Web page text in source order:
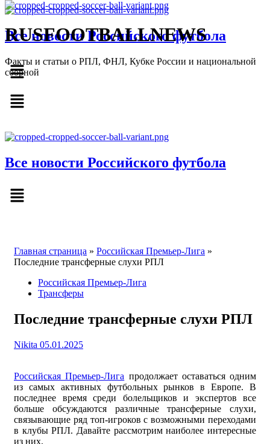
Все новости Российского футбола
Факты и статьи о РПЛ, ФНЛ, Кубке России и национальной
сборной
Меню
Все новости Российского футбола
Меню
RUSFOOTBALLNEWS
Перейти
Главная страница » Российская Премьер-Лига »
Последние трансферные слухи РПЛ
Российская Премьер-Лига
Трансферы
Последние трансферные слухи РПЛ
Nikita 05.01.2025
Российская Премьер-Лига продолжает оставаться одним
из самых активных футбольных рынков в Европе. В
последнее время среди болельщиков и экспертов все
больше обсуждаются различные трансферные слухи,
связывающие ряд топ-игроков с возможными переходами
в клубы РПЛ. Давайте рассмотрим наиболее интересные
из них.